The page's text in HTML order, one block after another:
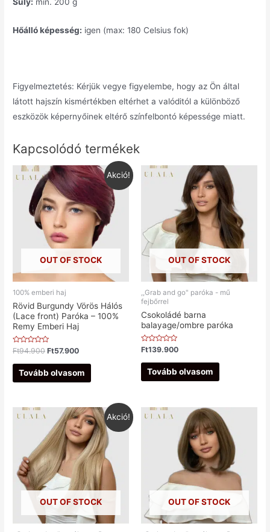
Hőálló képesség: igen (max: 180 Celsius fok)
Figyelmeztetés: Kérjük vegye figyelembe, hogy az Ön által
látott hajszín kismértékben eltérhet a valóditól a különböző
eszközök képernyőinek eltérő színfelbontó képessége miatt.
Kapcsolódó termékek
Akció!
OUT OF STOCK
100% emberi haj
Rövid Burgundy Vörös Hálós
(Lace front) Paróka – 100%
Remy Emberi Haj
Értékelés:
/
Ft94.900 Ft57.900
Tovább olvasom
OUT OF STOCK
,,Grab and go" paróka - mű
fejbőrrel
Csokoládé barna
balayage/ombre paróka
Értékelés:
/
Ft139.900
Tovább olvasom
Akció!
OUT OF STOCK OUT OF STOCK